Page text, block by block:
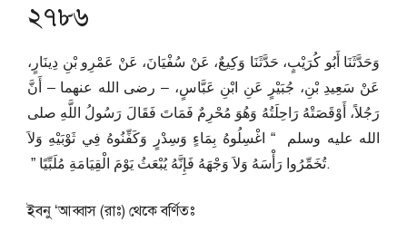
২৭৮৬
وَحَدَّثَنَا أَبُو كُرَيْبٍ، حَدَّثَنَا وَكِيعٌ، عَنْ سُفْيَانَ، عَنْ عَمْرِو بْنِ دِينَارٍ،
عَنْ سَعِيدِ بْنِ، جُبَيْرٍ عَنِ ابْنِ عَبَّاسٍ، – رضى الله عنهما – أَنَّ
رَجُلاً، أَوْقَصَتْهُ رَاحِلَتُهُ وَهُوَ مُحْرِمٌ فَمَاتَ فَقَالَ رَسُولُ اللَّهِ صلى
الله عليه وسلم ‏ “‏ اغْسِلُوهُ بِمَاءٍ وَسِدْرٍ وَكَفِّنُوهُ فِي ثَوْبَيْهِ وَلاَ
تُخَمِّرُوا رَأْسَهُ وَلاَ وَجْهَهُ فَإِنَّهُ يُبْعَثُ يَوْمَ الْقِيَامَةِ مُلَبِّيًا ‏”‏ ‏.
ইবনু ‘আব্বাস (রাঃ) থেকে বর্ণিতঃ